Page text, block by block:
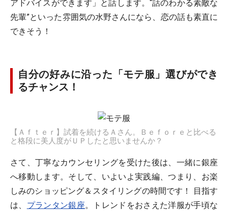
アドバイスができます」と話します。“話のわかる素敵な
先輩”といった雰囲気の水野さんになら、恋の話も素直に
できそう！
自分の好みに沿った「モテ服」選びができ
るチャンス！
【Ａｆｔｅｒ】試着を続けるＡさん。Ｂｅｆｏｒｅと比べる
と格段に美人度がＵＰしたと思いませんか？
さて、丁寧なカウンセリングを受けた後は、一緒に銀座
へ移動します。そして、いよいよ実践編、つまり、お楽
しみのショッピング＆スタイリングの時間です！ 目指す
は、 プランタン銀座。トレンドをおさえた洋服が手頃な